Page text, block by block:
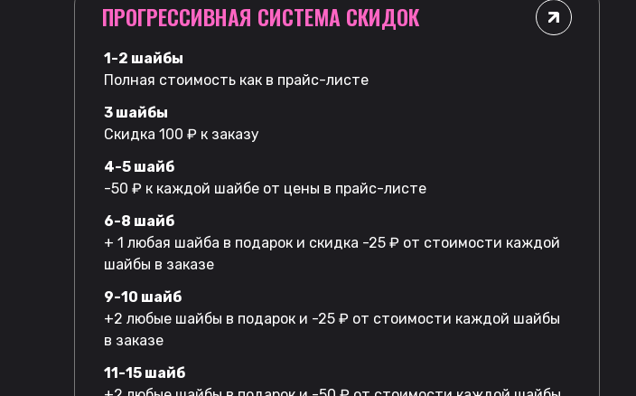
ПРОГРЕССИВНАЯ СИСТЕМА СКИДОК
1-2 шайбы
Полная стоимость как в прайс-листе
3 шайбы
Скидка 100 ₽ к заказу
4-5 шайб
-50 ₽ к каждой шайбе от цены в прайс-листе
6-8 шайб
+ 1 любая шайба в подарок и скидка -25 ₽ от стоимости каждой
шайбы в заказе
9-10 шайб
+2 любые шайбы в подарок и -25 ₽ от стоимости каждой шайбы
в заказе
11-15 шайб